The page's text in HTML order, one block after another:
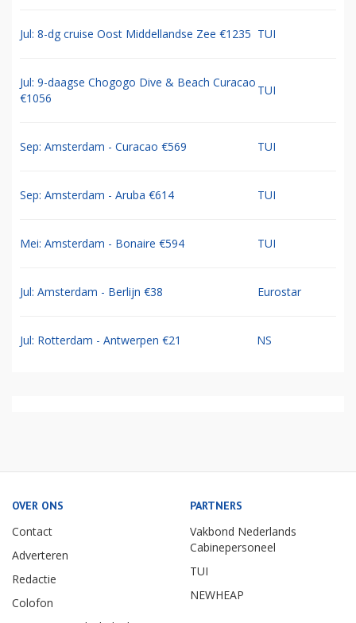
Jul: 8-dg cruise Oost Middellandse Zee €1235 TUI
Jul: 9-daagse Chogogo Dive & Beach Curacao
€1056
TUI
Sep: Amsterdam - Curacao €569 TUI
Sep: Amsterdam - Aruba €614 TUI
Mei: Amsterdam - Bonaire €594 TUI
Jul: Amsterdam - Berlijn €38 Eurostar
Jul: Rotterdam - Antwerpen €21 NS
OVER ONS
Contact
Adverteren
Redactie
Colofon
PARTNERS
Vakbond Nederlands
Cabinepersoneel
TUI
NEWHEAP